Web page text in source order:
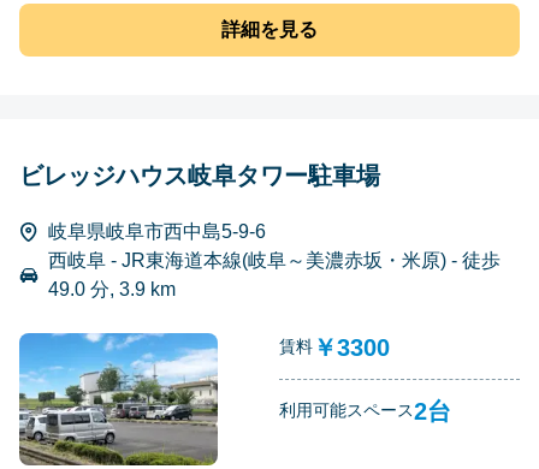
詳細を見る
ビレッジハウス岐阜タワー駐車場
岐阜県岐阜市西中島5-9-6
西岐阜 - JR東海道本線(岐阜～美濃赤坂・米原) - 徒歩
49.0 分, 3.9 km
賃料 ￥3300
利用可能スペース2台